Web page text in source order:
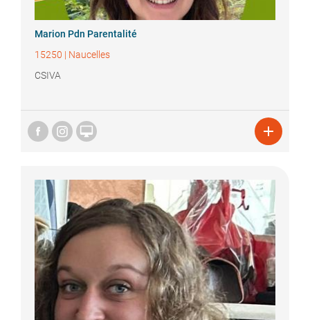
Marion Pdn Parentalité
15250 | Naucelles
CSIVA
 